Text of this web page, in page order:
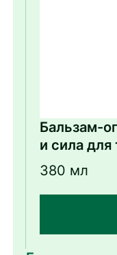
Бальзам-
и сила для
и
льна и
380 мл